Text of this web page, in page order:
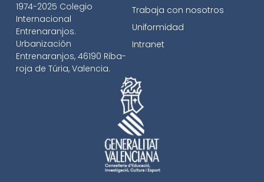
1974-2025 Colegio
Internacional
Entrenaranjos.
Urbanización
Entrenaranjos, 46190 Riba-
roja de Túria, Valencia.
Trabaja con nosotros
Uniformidad
Intranet